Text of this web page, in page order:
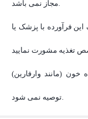
فرآورده با پزشک یا
خون (مانند وارفارین)